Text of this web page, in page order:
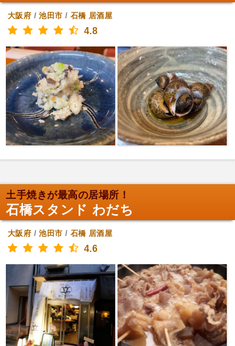
大阪府 /池田市 / 石橋 居酒屋
4.8
土手焼きが最高の居場所！
石橋スタンド わだち
大阪府 /池田市 / 石橋 居酒屋
4.6